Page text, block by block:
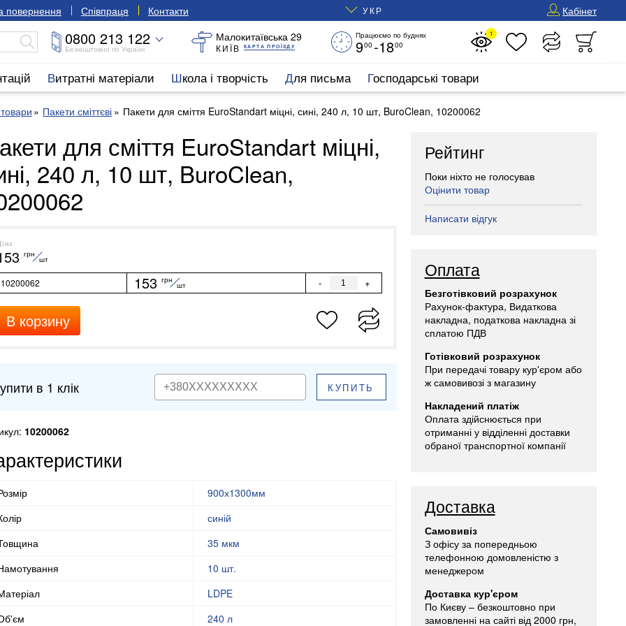
повернення Співпраця Контакти УКР Кабінет
0800 213 122
Безкоштовно по Україні
Малокитаївська 29
КИЇВ КАРТА ПРОЇЗДУ
Працюємо по буднях
900 -1800
1
Витратні матеріали Школа і творчість Для письма Господарські товари
Пакети сміттєві Пакети для сміття EuroStandart міцні, сині, 240 л, 10 шт, BuroClean, 10200062
для сміття EuroStandart міцні,
240 л, 10 шт, BuroClean,
грн
шт
10200062 153 грн
шт - +
В корзину
в 1 клік КУПИТЬ
10200062
900х1300мм
синій
35 мкм
10 шт.
LDPE
240 л
Рейтинг
Поки ніхто не голосував
Оцінити товар
Написати відгук
Оплата
Безготівковий розрахунок
Рахунок-фактура, Видаткова
накладна, податкова накладна зі
сплатою ПДВ
Готівковий розрахунок
При передачі товару кур'єром або
ж самовивозі з магазину
Накладений платіж
Оплата здійснюється при
отриманні у відділенні доставки
обраної транспортної компанії
Доставка
Самовивіз
З офісу за попередньою
телефонною домовленістю з
менеджером
Доставка кур'єром
По Києву – безкоштовно при
замовленні на сайті від 2000 грн,